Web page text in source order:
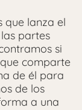
que lanza el
partes
si
comparte
de él para
de los
a una